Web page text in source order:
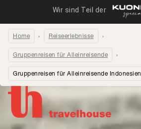
Home Reiseerlebnisse
Gruppenreisen für Alleinreisende
Gruppenreisen für Alleinreisende Indonesien